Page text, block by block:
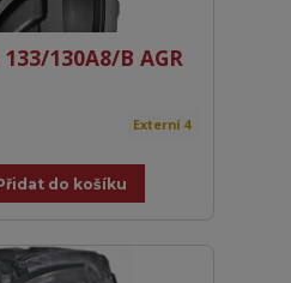
130A8/B AGR
Externí 4
do košíku